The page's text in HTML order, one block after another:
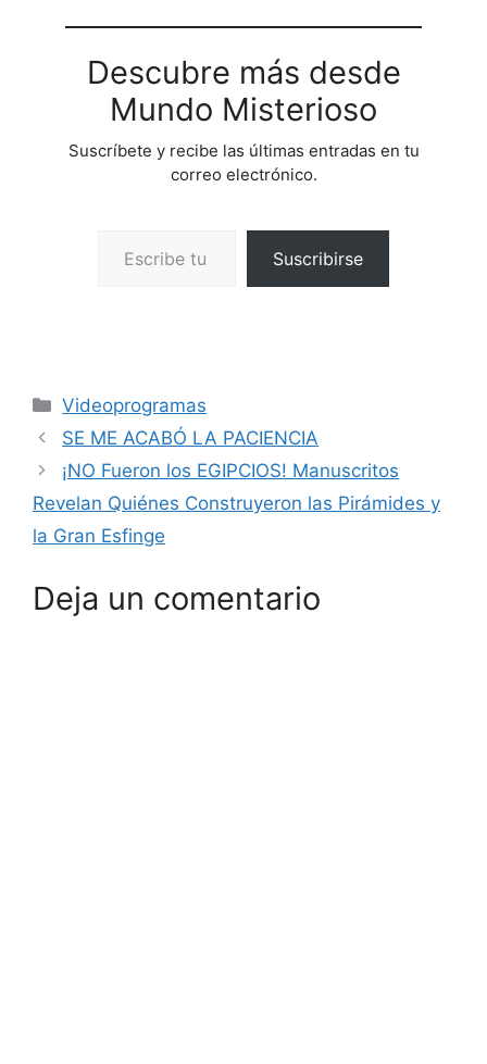
Descubre más desde
Mundo Misterioso
Suscríbete y recibe las últimas entradas en tu
correo electrónico.
Suscribirse
Categorías
Videoprogramas
SE ME ACABÓ LA PACIENCIA
¡NO Fueron los EGIPCIOS! Manuscritos
Revelan Quiénes Construyeron las Pirámides y
la Gran Esfinge
Deja un comentario